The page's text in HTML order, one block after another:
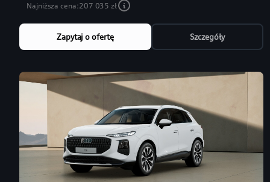
Najniższa cena:207 035 zł
Zapytaj o ofertę Szczegóły